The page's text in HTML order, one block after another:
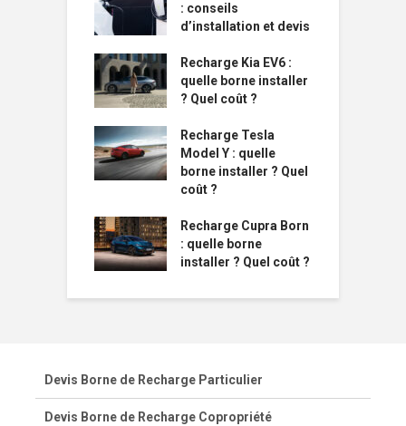
: conseils
d’installation et devis
Recharge Kia EV6 :
quelle borne installer
? Quel coût ?
Recharge Tesla
Model Y : quelle
borne installer ? Quel
coût ?
Recharge Cupra Born
: quelle borne
installer ? Quel coût ?
Devis Borne de Recharge Particulier
Devis Borne de Recharge Copropriété